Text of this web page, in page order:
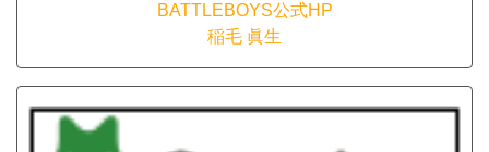
BATTLEBOYS公式HP
稲毛 眞生